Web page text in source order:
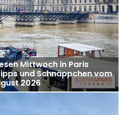
Mittwoch in Paris
und Schnäppchen vom
2026